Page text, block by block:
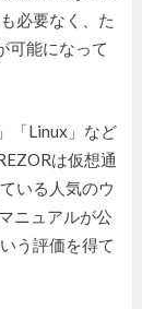
必要なく、た
可能になって
「Linux」など
は仮想通
いる人気のウ
ニュアルが公
う評価を得て